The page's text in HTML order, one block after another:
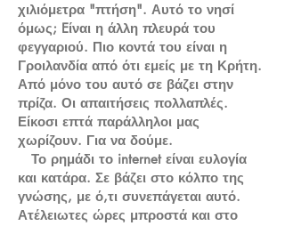
χιλιόμετρα "πτήση". Αυτό το νησί
όμως; Eίναι η άλλη πλευρά του
φεγγαριού. Πιο κοντά του είναι η
Γροιλανδία από ότι εμείς με τη Κρήτη.
Από μόνο του αυτό σε βάζει στην
πρίζα. Οι απαιτήσεις πολλαπλές.
Είκοσι επτά παράλληλοι μας
χωρίζουν. Για να δούμε.
Το ρημάδι το internet είναι ευλογία
και κατάρα. Σε βάζει στο κόλπο της
γνώσης, με ό,τι συνεπάγεται αυτό.
Ατέλειωτες ώρες μπροστά και στο